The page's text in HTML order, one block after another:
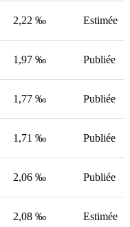
2,22 ‰ Estimée
1,97 ‰ Publiée
1,77 ‰ Publiée
1,71 ‰ Publiée
2,06 ‰ Publiée
2,08 ‰ Estimée